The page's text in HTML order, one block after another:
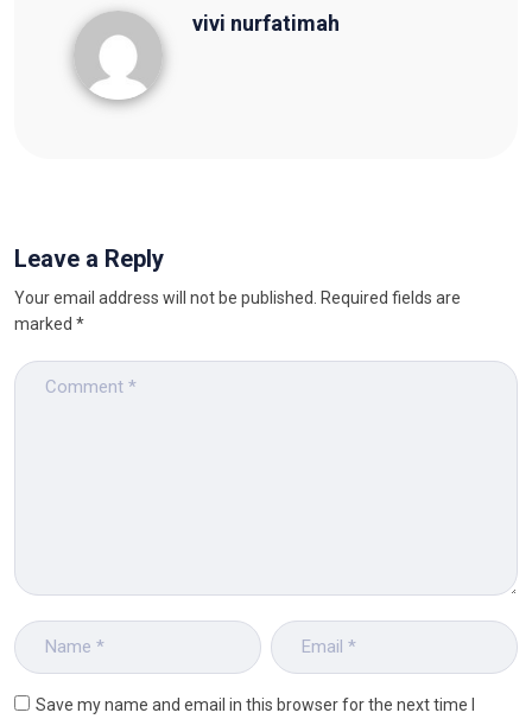
vivi nurfatimah
Leave a Reply
Your email address will not be published.
Required fields are
marked *
Save my name and email in this browser for the next time I